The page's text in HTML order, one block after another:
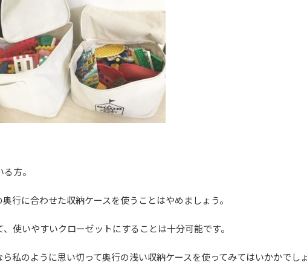
方。
行に合わせた収納ケースを使うことはやめましょう。
使いやすいクローゼットにすることは十分可能です。
私のように思い切って奥行の浅い収納ケースを使ってみてはいかかでし